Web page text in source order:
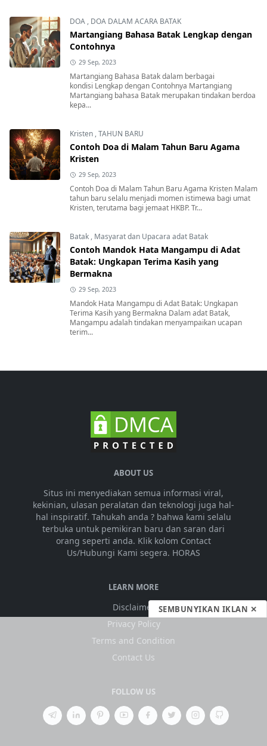
DOA , DOA DALAM ACARA BATAK
Martangiang Bahasa Batak Lengkap dengan
Contohnya
29 Sep, 2023
Martangiang Bahasa Batak dalam berbagai
kondisi Lengkap dengan Contohnya Martangiang
Martangiang bahasa Batak merupakan tindakan berdoa
kepa...
Kristen ,TAHUN BARU
Contoh Doa di Malam Tahun Baru Agama
Kristen
29 Sep, 2023
Contoh Doa di Malam Tahun Baru Agama Kristen Malam
tahun baru selalu menjadi momen istimewa bagi umat
Kristen, terutama bagi jemaat HKBP. Tr...
Batak , Masyarat dan Upacara adat Batak
Contoh Mandok Hata Mangampu di Adat
Batak: Ungkapan Terima Kasih yang
Bermakna
29 Sep, 2023
Mandok Hata Mangampu di Adat Batak: Ungkapan
Terima Kasih yang Bermakna Dalam adat Batak,
Mangampu adalah tindakan menyampaikan ucapan
terim...
ABOUT US
Situs ini menyediakan semua informasi viral,
kekinian, ulasan peralatan dan teknologi juga hal-
hal inspiratif. Tahukah anda ? bahwa kami selalu
terbuka untuk pemikiran baru dan saran dari
orang seperti anda. Klik kolom Contact
Us/Hubungi Kami segera. HORAS
LEARN MORE
Disclaimer
Privacy Policy
Terms and Condition
Contact Us
FOLLOW US
SEMBUNYIKAN IKLAN ✕